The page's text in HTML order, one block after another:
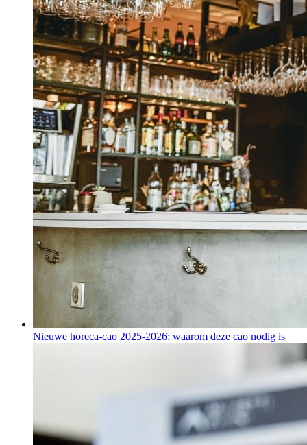
Nieuwe horeca-cao 2025-2026: waarom deze cao nodig is